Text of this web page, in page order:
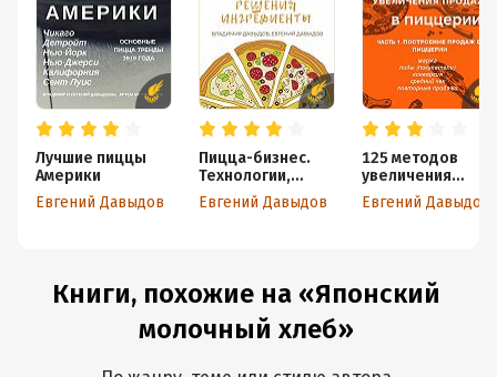
Лучшие пиццы
Америки
Евгений Давыдов
Пицца-бизнес.
Технологии,
решения,
ингредиенты
Евгений Давыдов
125 методов
увеличения
продаж в
пиццерии. Часть
Евгений Давыдов
Книги, похожие на «Японский
молочный хлеб»